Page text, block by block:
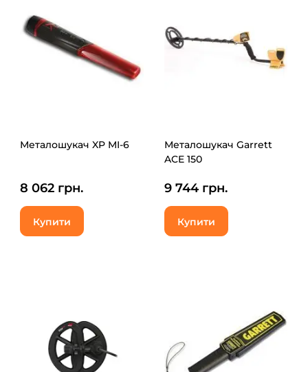
Металошукач XP MI-6
8 062 грн.
Купити
Металошукач Garrett
ACE 150
9 744 грн.
Купити